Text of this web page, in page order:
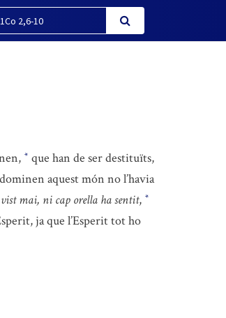
* que han de ser destituïts,
aquest món no l’havia
mai, ni cap orella ha sentit, *
ja que l’Esperit tot ho